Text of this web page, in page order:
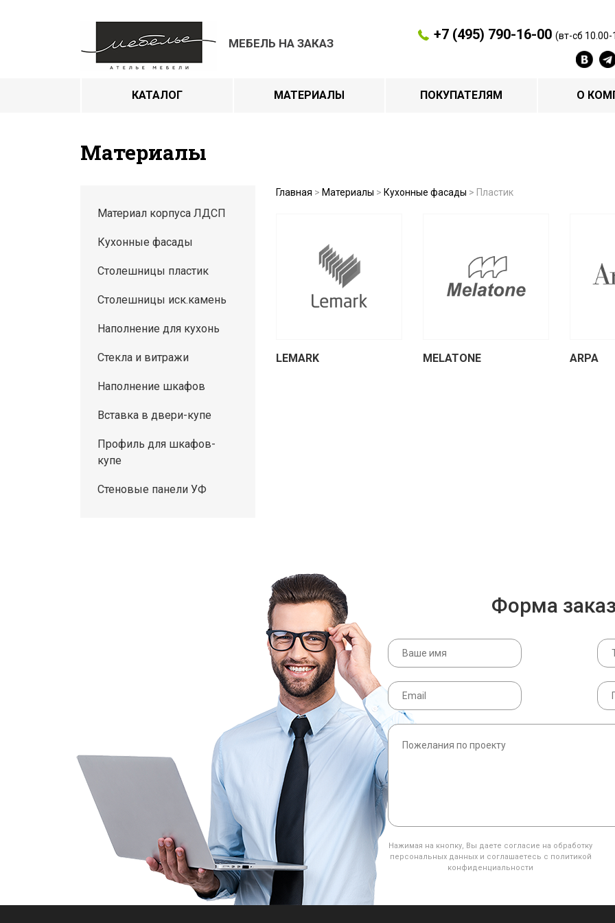
МЕБЕЛЬ НА ЗАКАЗ
+7 (495) 790-16-00 (вт-сб 10.00-
КАТАЛОГ МАТЕРИАЛЫ ПОКУПАТЕЛЯМ О
Материалы
Материал корпуса ЛДСП
Кухонные фасады
Столешницы пластик
Столешницы иск.камень
Наполнение для кухонь
Стекла и витражи
Наполнение шкафов
Вставка в двери-купе
Профиль для шкафов-
купе
Стеновые панели УФ
Главная > Материалы > Кухонные фасады > Пластик
LEMARK MELATONE ARPA
Форма
Нажимая на кнопку, Вы даете согласие на обработку
персональных данных и соглашаетесь с политикой
конфиденциальности